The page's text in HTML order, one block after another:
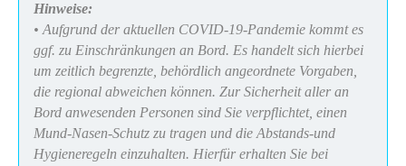
Hinweise:
• Aufgrund der aktuellen COVID-19-Pandemie kommt es
ggf. zu Einschränkungen an Bord. Es handelt sich hierbei
um zeitlich begrenzte, behördlich angeordnete Vorgaben,
die regional abweichen können. Zur Sicherheit aller an
Bord anwesenden Personen sind Sie verpflichtet, einen
Mund-Nasen-Schutz zu tragen und die Abstands-und
Hygieneregeln einzuhalten. Hierfür erhalten Sie bei